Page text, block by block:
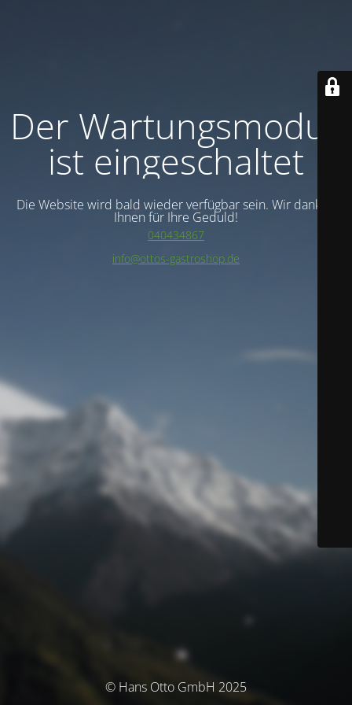
Der Wartungsmodus
ist eingeschaltet
Die Website wird bald wieder verfügbar sein. Wir danken
Ihnen für Ihre Geduld!
040434867
info@ottos-gastroshop.de
© Hans Otto GmbH 2025